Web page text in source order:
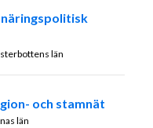
län
och stamnät
län